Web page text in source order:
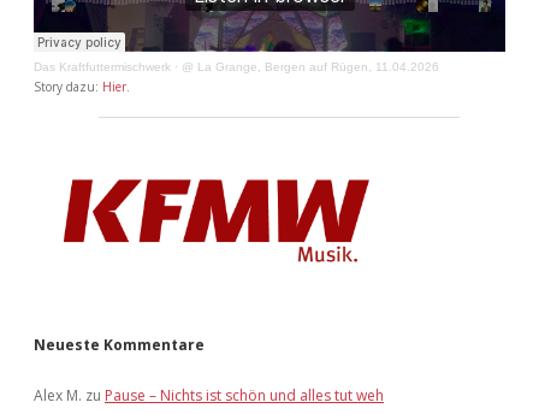
Das Kraftfuttermischwerk · @ La Grange, Bergen auf Rügen, 11.04.2026
Story dazu: Hier
Neueste Kommentare
Alex M. zu Pause – Nichts ist schön und alles tut weh